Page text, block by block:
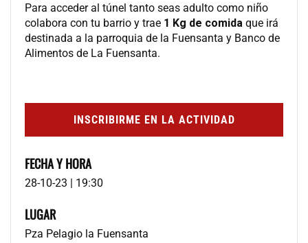
Para acceder al túnel tanto seas adulto como niño
colabora con tu barrio y trae 1 Kg de comida que irá
destinada a la parroquia de la Fuensanta y Banco de
Alimentos de La Fuensanta.
INSCRIBIRME EN LA ACTIVIDAD
FECHA Y HORA
28-10-23 | 19:30
LUGAR
Pza Pelagio la Fuensanta